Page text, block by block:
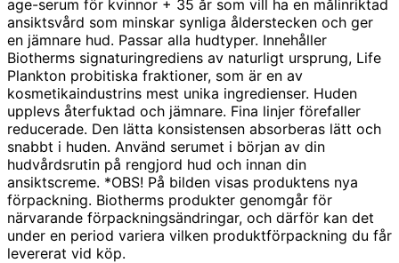
var:
1125,00 kr.
är:
838,00 kr.
age-serum för kvinnor + 35 år som vill ha en målinriktad
ansiktsvård som minskar synliga ålderstecken och ger
en jämnare hud. Passar alla hudtyper. Innehåller
Biotherms signaturingrediens av naturligt ursprung, Life
Plankton probitiska fraktioner, som är en av
kosmetikaindustrins mest unika ingredienser. Huden
upplevs återfuktad och jämnare. Fina linjer förefaller
reducerade. Den lätta konsistensen absorberas lätt och
snabbt i huden. Använd serumet i början av din
hudvårdsrutin på rengjord hud och innan din
ansiktscreme. *OBS! På bilden visas produktens nya
förpackning. Biotherms produkter genomgår för
närvarande förpackningsändringar, och därför kan det
under en period variera vilken produktförpackning du får
levererat vid köp.